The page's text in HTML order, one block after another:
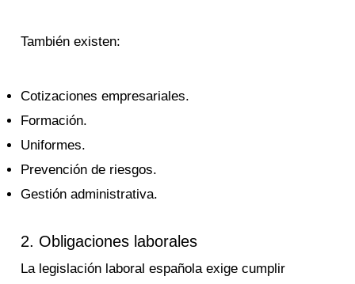
También existen:
Cotizaciones empresariales.
Formación.
Uniformes.
Prevención de riesgos.
Gestión administrativa.
2. Obligaciones laborales
La legislación laboral española exige cumplir